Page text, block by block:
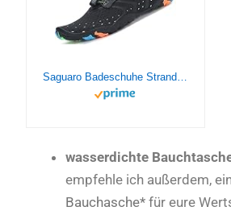
wasserdichte
empfehle ich außerdem,
Bauchasche* für eure